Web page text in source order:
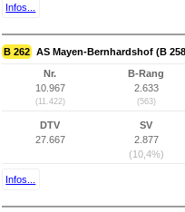
Infos...
B 262 AS Mayen-Bernhardshof (B
Nr.
10.967
(11.422)
B-Rang
2.633
(563)
DTV
27.667
SV
2.877
(10,4%)
Infos...